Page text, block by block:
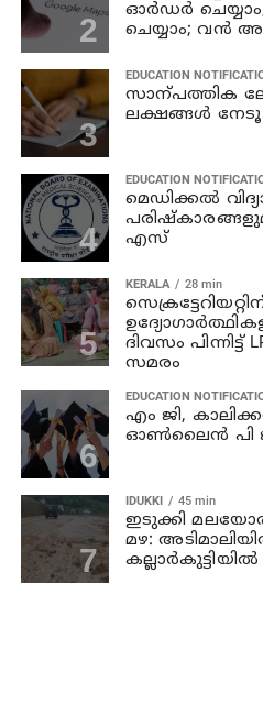
ഓർഡർ
ചെയ്യാം; വൻ
EDUCATION
സാന്പത്തിക
ലക്ഷങ്ങൾ നേടൂ
EDUCATION
മെഡിക്കൽ
എസ്
KERALA 28 min
ദിവസം
സമരം
EDUCATION
എം ജി,
ഓൺലൈൻ പി
IDUKKI 45 min
ഇടുക്കി
മഴ:
കല്ലാർകുട്ടിയിൽ